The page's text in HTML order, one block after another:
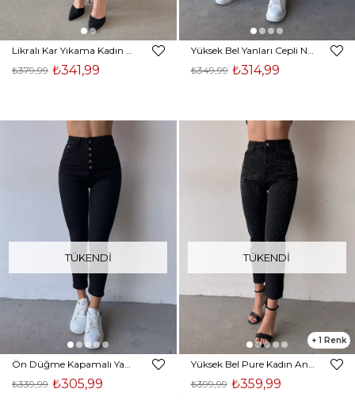
₺341,99
₺379,99 ₺314,99
₺349,99
TÜKENDI
Ön Düğme Kapamalı Yanları Cepli Edu Kadın Siyah Mom Jean 23K000396
₺305,99
₺339,99
TÜKENDI
1
Yüksek Bel Pure Kadın Antrasit Taş Detaylı Jean 23K000395
₺359,99
₺399,99